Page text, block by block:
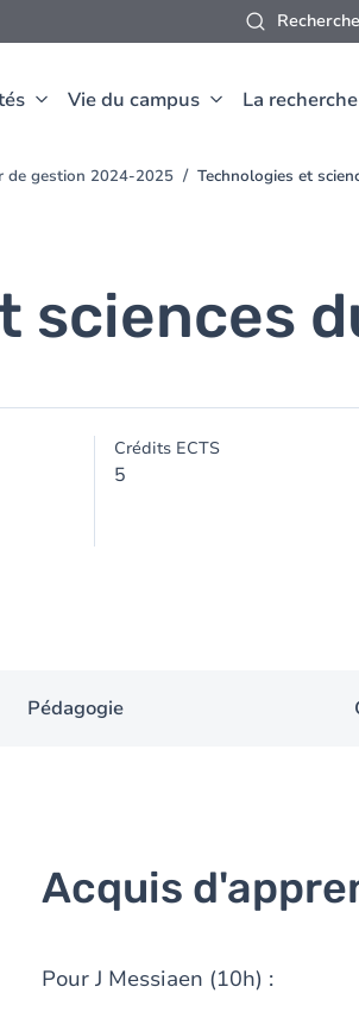
Vie du campus La recherche
de gestion 2024-2025 Technologies et
sciences
Crédits ECTS
5
Pédagogie
Acquis
Pour J Messiaen (10h) :